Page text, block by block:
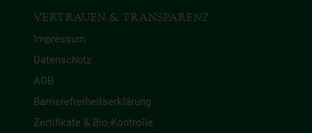
VERTRAUEN & TRANSPARENZ
Impressum
Datenschutz
AGB
Barrierefreiheitserklärung
Zertifikate & Bio-Kontrolle